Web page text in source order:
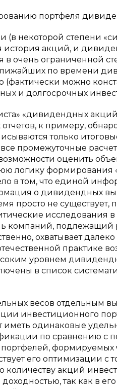
портфеля
некоторой степени
история акций, и
очень ограниченной
по времени
можно
и долгосрочных
«дивидендных
к примеру,
только
промежуточные
оценить
логику формирования
в том, что единой
о дивидендных
просто не существует,
исследования в
компаний, подлежащий
охватывает
практике
уровнем
в список
весов отдельным
инвестиционного
одинаковые
по сравнению с
портфелей,
его оптимизации с
количеству акций
так как в его